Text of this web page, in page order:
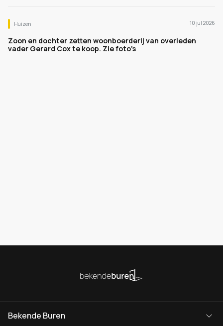
Huizen 10 jul 2026
Zoon en dochter zetten woonboerderij van overleden
vader Gerard Cox te koop. Zie foto's
Bekende Buren